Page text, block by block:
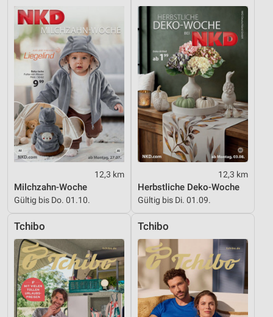
12,3 km
Milchzahn-Woche
Gültig bis Do. 01.10.
12,3 km
Herbstliche Deko-Woche
Gültig bis Di. 01.09.
Tchibo Tchibo